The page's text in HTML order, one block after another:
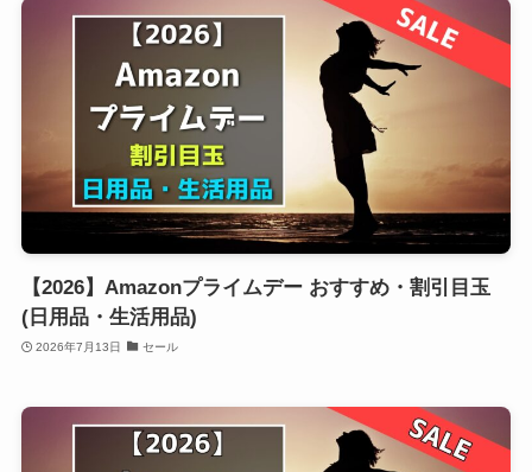
【2026】Amazonプライムデー おすすめ・割引目玉
(日用品・生活用品)
2026年7月13日 セール